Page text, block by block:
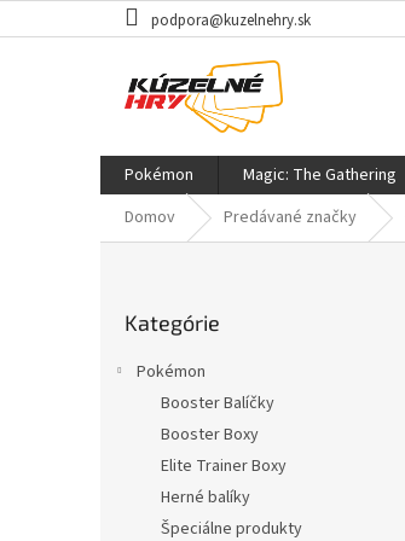
na
podpora@kuzelnehry.sk
Pokémon Magic: The Gathering
Domov
Predávané značky
kategórie
Kategórie
Pokémon
Booster Balíčky
Booster Boxy
Elite Trainer Boxy
Herné balíky
Špeciálne produkty